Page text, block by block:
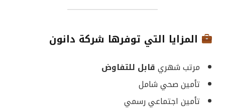
المزايا التي توفرها شركة دانون
مرتب شهري قابل للتفاوض
تأمين صحي شامل
تأمين اجتماعي رسمي